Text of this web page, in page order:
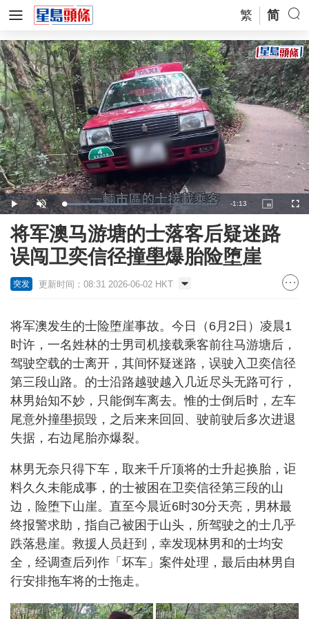
繁 简
Play Unmute Loaded:
42.32%
Remaining
Time
-1:13
Picture-
in-
将军澳马游塘的士落客后疑迷路
误闯卫奕信径撞壆爆胎险堕崖
突发 更新时间：08:31 2026-06-02 HKT
将军澳发生的士险堕崖事故。今日（6月2日）凌晨1
时许，一名姓林的士男司机接载乘客前往马游塘后，
驾驶空载的士离开，其间怀疑迷路，误驶入卫奕信径
第三段山路。的士沿路越驶越入几近尽头无路可行，
林男始知不妙，只能倒车离去。惟的士倒后时，左车
尾意外撞壆损毁，之后来来回回、驶前驶后多次进退
失据，右边尾胎亦爆裂。
林男无奈只得下车，取来千斤顶将的士升起换胎，讵
料久久未能成事，的士被困在卫奕信径第三段的山
边，险堕下山崖。直至今晨近6时30分天亮，男林最
终报警求助，指自己被困于山头，所驾驶之的士几乎
跌落悬崖。救援人员赶到，幸发现林男和的士均安
全，经调查后列作「坏车」案件处理，最后由林男自
行安排拖车将的士拖走。